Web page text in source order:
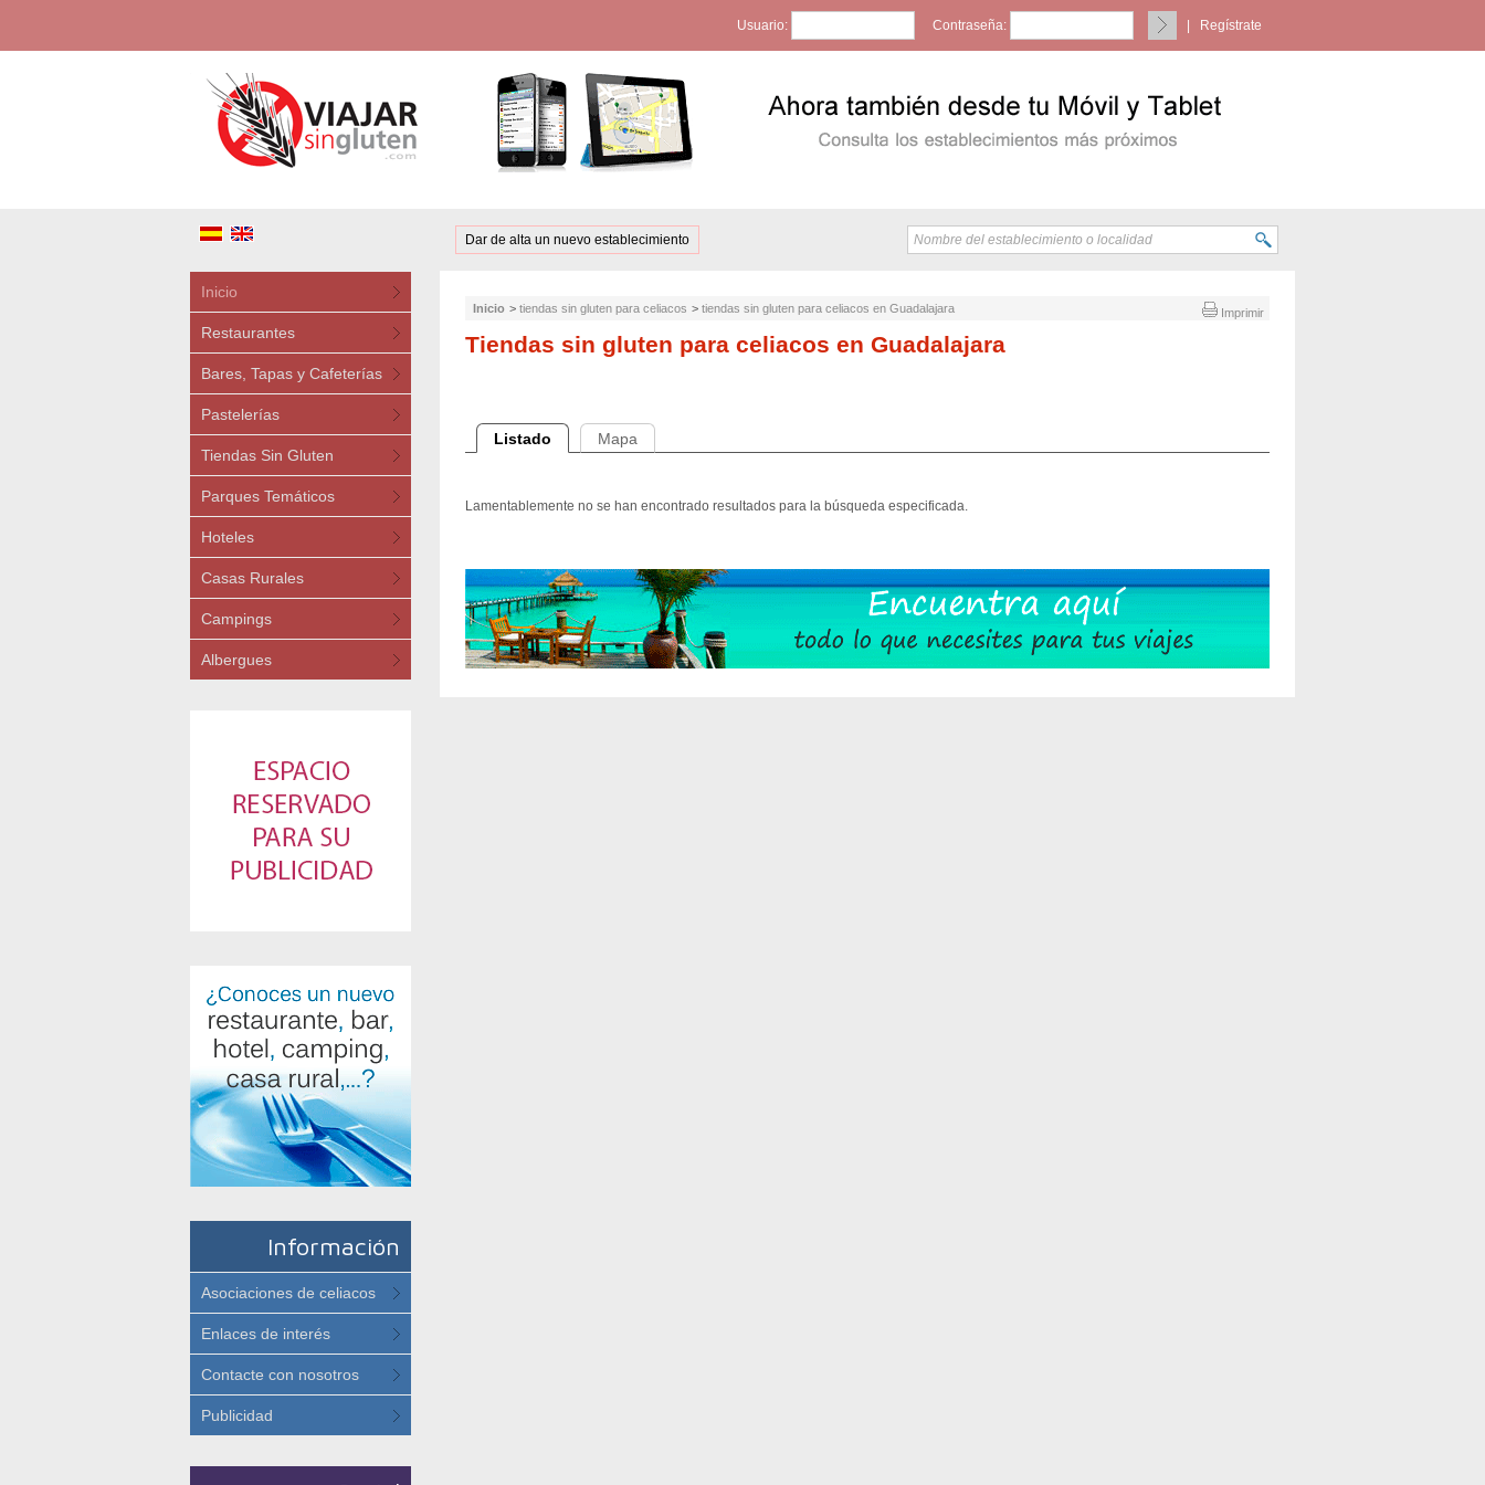
Usuario: Contraseña: Regístrate
Dar de alta un nuevo establecimiento
Inicio
Restaurantes
Bares, Tapas y Cafeterías
Pastelerías
Tiendas Sin Gluten
Parques Temáticos
Hoteles
Casas Rurales
Campings
Albergues
Información
Asociaciones de celiacos
Enlaces de interés
Contacte con nosotros
Publicidad
Imprimir
Inicio > tiendas sin gluten para celiacos > tiendas sin gluten para celiacos en Guadalajara
Tiendas sin gluten para celiacos en Guadalajara
Listado Mapa
Lamentablemente no se han encontrado resultados para la búsqueda especificada.